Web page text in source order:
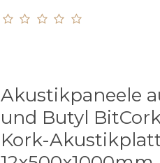
Akustikpaneele
und Butyl
Kork-